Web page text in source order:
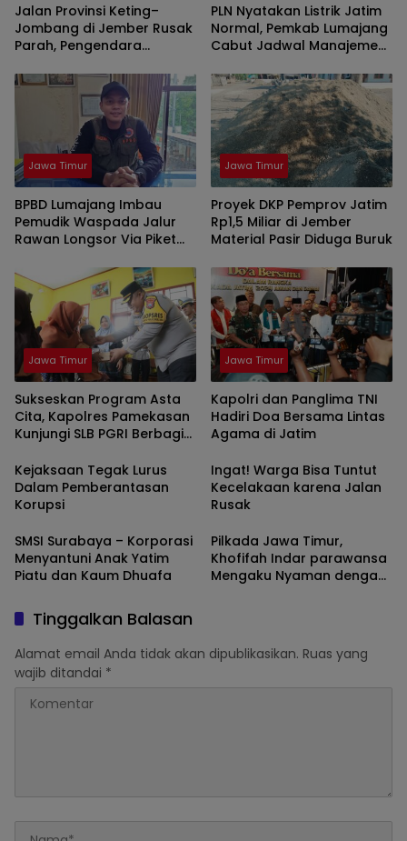
Jalan Provinsi Keting–
Jombang di Jember Rusak
Parah, Pengendara
Lubang
PLN Nyatakan Listrik Jatim
Normal, Pemkab Lumajang
Cabut Jadwal Manajemen
Jawa Timur
BPBD Lumajang Imbau
Pemudik Waspada Jalur
Rawan Longsor Via Piket
Jawa Timur
Proyek DKP Pemprov Jatim
Rp1,5 Miliar di Jember
Material Pasir Diduga Buruk
Jawa Timur
Sukseskan Program Asta
Cita, Kapolres Pamekasan
Kunjungi SLB PGRI Berbagi
Jawa Timur
Kapolri dan Panglima TNI
Hadiri Doa Bersama Lintas
Agama di Jatim
Kejaksaan Tegak Lurus
Dalam Pemberantasan
Korupsi
Ingat! Warga Bisa Tuntut
Kecelakaan karena Jalan
Rusak
SMSI Surabaya – Korporasi
Menyantuni Anak Yatim
Piatu dan Kaum Dhuafa
Pilkada Jawa Timur,
Khofifah Indar parawansa
Mengaku Nyaman dengan
Tinggalkan Balasan
Alamat email Anda tidak akan dipublikasikan. Ruas yang
wajib ditandai *